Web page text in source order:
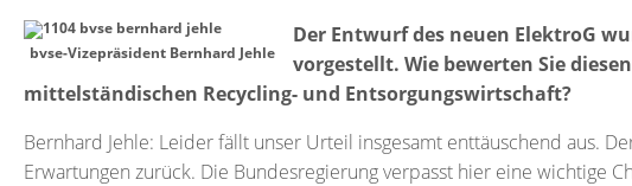
bvse-Vizepräsident Bernhard Jehle
Der Entwurf des neuen ElektroG
vorgestellt. Wie bewerten Sie
mittelständischen Recycling- und Entsorgungswirtschaft?
Bernhard Jehle: Leider fällt unser Urteil insgesamt enttäuschend aus.
Erwartungen zurück. Die Bundesregierung verpasst hier eine wichtige